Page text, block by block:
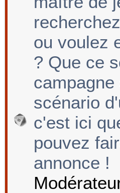
ou voulez
? Que ce
campagne
scénario
c'est ici
pouvez
annonce !